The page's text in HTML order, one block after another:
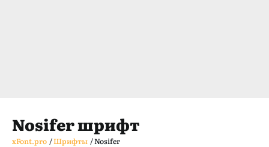
Nosifer шрифт
xFont.pro /Шрифты /Nosifer